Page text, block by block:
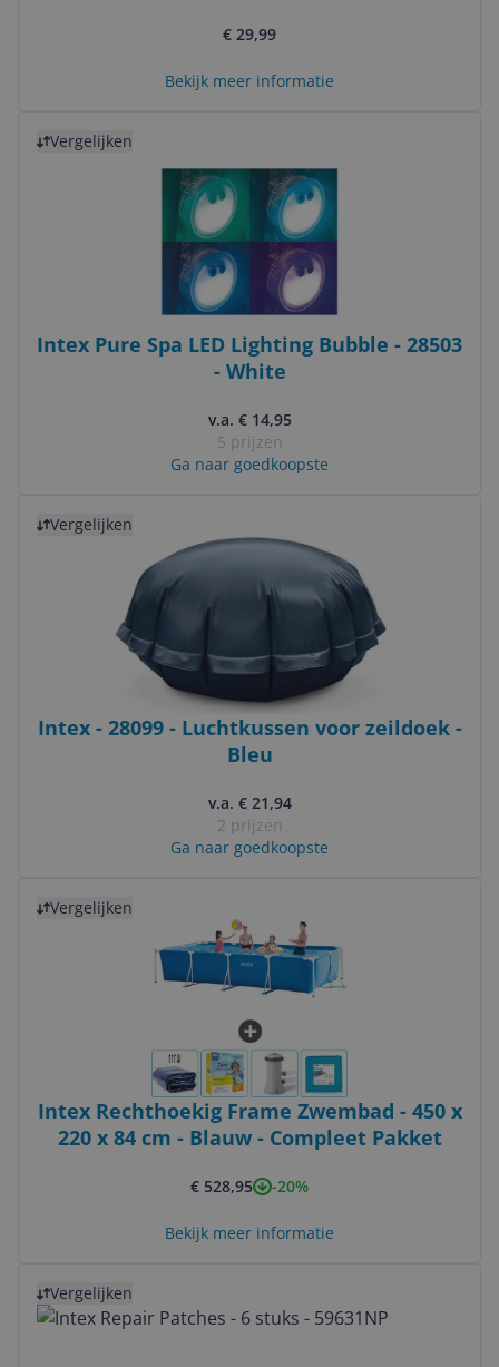
€ 29,99
Bekijk meer informatie
Vergelijken
Intex Pure Spa LED Lighting Bubble - 28503
- White
v.a. € 14,95
5 prijzen
Ga naar goedkoopste
Vergelijken
Intex - 28099 - Luchtkussen voor zeildoek -
Bleu
v.a. € 21,94
2 prijzen
Ga naar goedkoopste
Vergelijken
Intex Rechthoekig Frame Zwembad - 450 x
220 x 84 cm - Blauw - Compleet Pakket
€ 528,95 -20%
Bekijk meer informatie
Vergelijken